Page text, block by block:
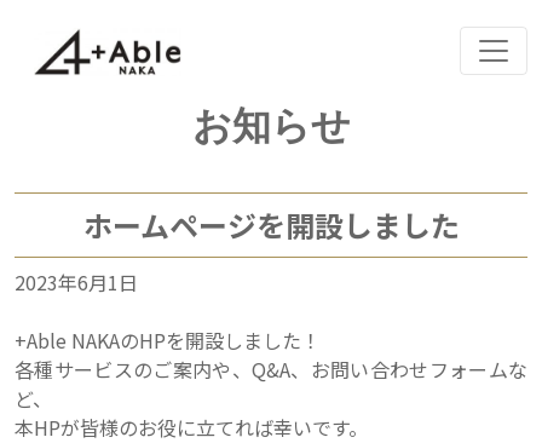
お知らせ
ホームページを開設しました
2023年6月1日
+Able NAKAのHPを開設しました！
各種サービスのご案内や、Q&A、お問い合わせフォームな
ど、
本HPが皆様のお役に立てれば幸いです。